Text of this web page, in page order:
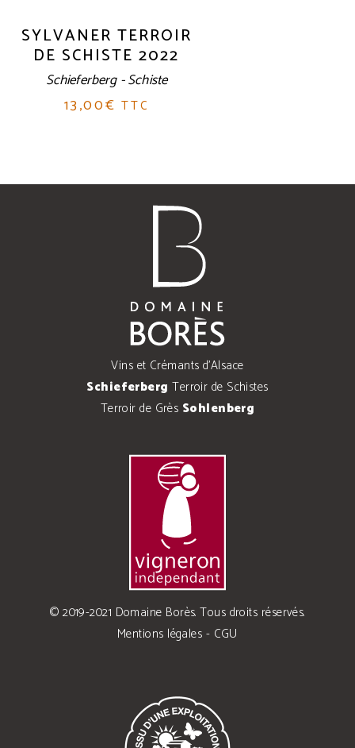
SYLVANER TERROIR
DE SCHISTE 2022
Schieferberg - Schiste
13,00€ TTC
Vins et Crémants d'Alsace
Schieferberg Terroir de Schistes
Terroir de Grès Sohlenberg
© 2019-2021 Domaine Borès. Tous droits réservés.
Mentions légales - CGU